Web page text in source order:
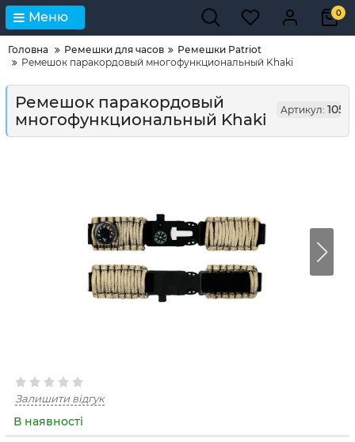
Меню 0
Головна Ремешки для часов
Ремешки Patriot
Ремешок паракордовый многофункциональный Khaki
Ремешок паракордовый
многофункциональный Khaki
Артикул:
Залишити відгук
В наявності